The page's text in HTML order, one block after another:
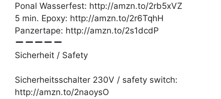
Ponal Wasserfest: http://amzn.to/2rb5xVZ
5 min. Epoxy: http://amzn.to/2r6TqhH
Panzertape: http://amzn.to/2s1dcdP
Sicherheit / Safety
Sicherheitsschalter 230V / safety switch:
http://amzn.to/2naoysO